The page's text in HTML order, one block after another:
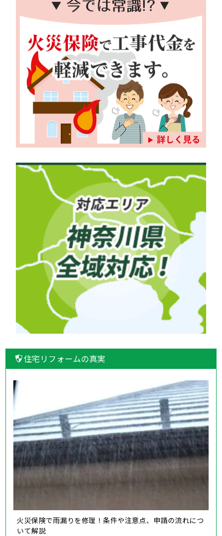
住宅リフォームの真実
火災保険で雨漏りを修理！条件や注意点、申請の流れにつ
いて解説